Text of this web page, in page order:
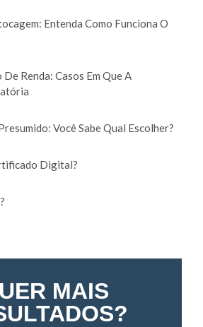
Entenda Como Funciona O
Renda: Casos Em Que A
Você Sabe Qual Escolher?
Digital?
MAIS